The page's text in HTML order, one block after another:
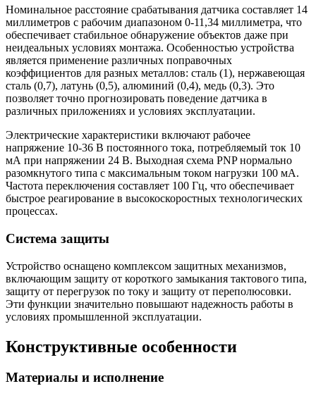
Номинальное расстояние срабатывания датчика составляет 14
миллиметров с рабочим диапазоном 0-11,34 миллиметра, что
обеспечивает стабильное обнаружение объектов даже при
неидеальных условиях монтажа. Особенностью устройства
является применение различных поправочных
коэффициентов для разных металлов: сталь (1), нержавеющая
сталь (0,7), латунь (0,5), алюминий (0,4), медь (0,3). Это
позволяет точно прогнозировать поведение датчика в
различных приложениях и условиях эксплуатации.
Электрические характеристики включают рабочее
напряжение 10-36 В постоянного тока, потребляемый ток 10
мА при напряжении 24 В. Выходная схема PNP нормально
разомкнутого типа с максимальным током нагрузки 100 мА.
Частота переключения составляет 100 Гц, что обеспечивает
быстрое реагирование в высокоскоростных технологических
процессах.
Система защиты
Устройство оснащено комплексом защитных механизмов,
включающим защиту от короткого замыкания тактового типа,
защиту от перегрузок по току и защиту от переполюсовки.
Эти функции значительно повышают надежность работы в
условиях промышленной эксплуатации.
Конструктивные особенности
Материалы и исполнение